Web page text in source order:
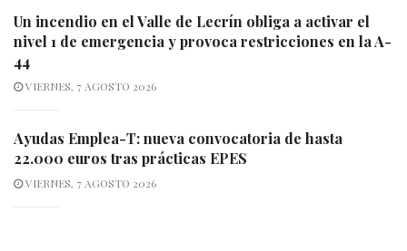
Un incendio en el Valle de Lecrín obliga a activar el
nivel 1 de emergencia y provoca restricciones en la A-
44
VIERNES, 7 AGOSTO 2026
Ayudas Emplea-T: nueva convocatoria de hasta
22.000 euros tras prácticas EPES
VIERNES, 7 AGOSTO 2026